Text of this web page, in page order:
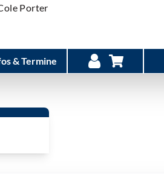
Porter
& Termine